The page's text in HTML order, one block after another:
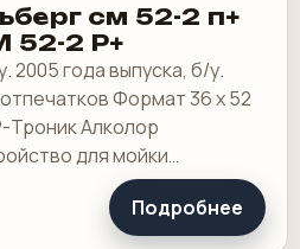
см 52-2 п+
52-2 P+
2005 года выпуска, б/у.
Формат 36 х 52
Троник Алколор
для мойки
устройство
Подробнее